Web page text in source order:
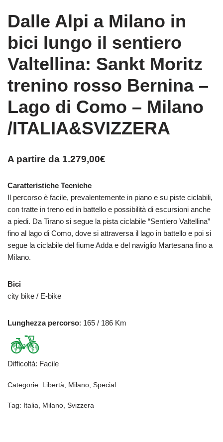
Dalle Alpi a Milano in
bici lungo il sentiero
Valtellina: Sankt Moritz
trenino rosso Bernina –
Lago di Como – Milano
/ITALIA&SVIZZERA
A partire da 1.279,00€
Caratteristiche Tecniche
Il percorso è facile, prevalentemente in piano e su piste ciclabili,
con tratte in treno ed in battello e possibilità di escursioni anche
a piedi. Da Tirano si segue la pista ciclabile “Sentiero Valtellina”
fino al lago di Como, dove si attraversa il lago in battello e poi si
segue la ciclabile del fiume Adda e del naviglio Martesana fino a
Milano.
Bici
city bike / E-bike
Lunghezza percorso: 165 / 186 Km
Difficoltà: Facile
Categorie: Libertà, Milano, Special
Tag: Italia, Milano, Svizzera